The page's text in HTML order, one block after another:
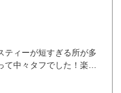
ティーが短すぎる所が多
て中々タフでした！楽し